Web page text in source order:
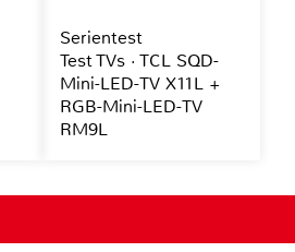
Serientest
Test TVs · TCL SQD-
Mini-LED-TV X11L +
RGB-Mini-LED-TV
RM9L